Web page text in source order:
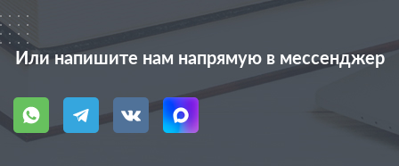
Или напишите нам напрямую в мессенджер